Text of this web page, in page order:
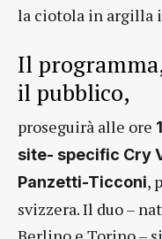
la ciotola in argilla
Il
il pubblico,
proseguirà alle ore
site- specific Cry
Panzetti-Ticconi,
svizzera. Il duo –